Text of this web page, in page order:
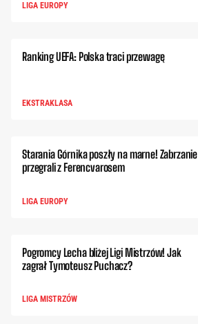
LIGA EUROPY
Ranking UEFA: Polska traci przewagę
EKSTRAKLASA
Starania Górnika poszły na marne! Zabrzanie
przegrali z Ferencvarosem
LIGA EUROPY
Pogromcy Lecha bliżej Ligi Mistrzów! Jak
zagrał Tymoteusz Puchacz?
LIGA MISTRZÓW